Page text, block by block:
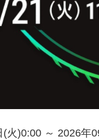
(火)0:00 ～ 2026年